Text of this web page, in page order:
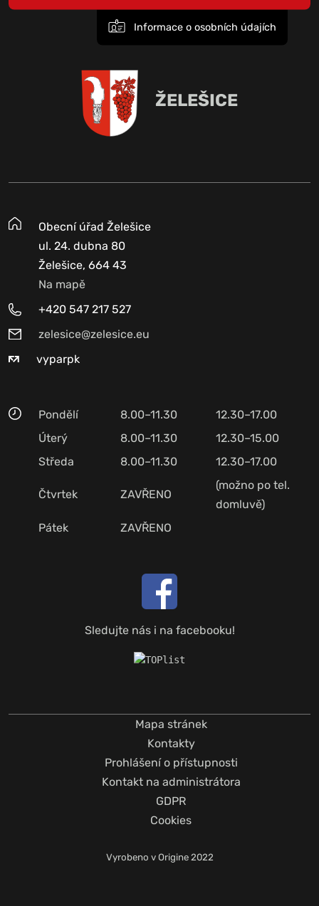
Informace o osobních údajích
ŽELEŠICE
Obecní úřad Želešice
ul. 24. dubna 80
Želešice, 664 43
Na mapě
+420 547 217 527
zelesice@zelesice.eu
vyparpk
Pondělí 8.00–11.30
12.30–17.00
Úterý
8.00–11.30
12.30–15.00
Středa
8.00–11.30 12.30–17.00
Čtvrtek ZAVŘENO
(možno po tel.
domluvě)
Pátek
ZAVŘENO
Sledujte nás i na facebooku!
Mapa stránek
Kontakty
Prohlášení o přístupnosti
Kontakt na administrátora
GDPR
Cookies
Vyrobeno v Origine2022